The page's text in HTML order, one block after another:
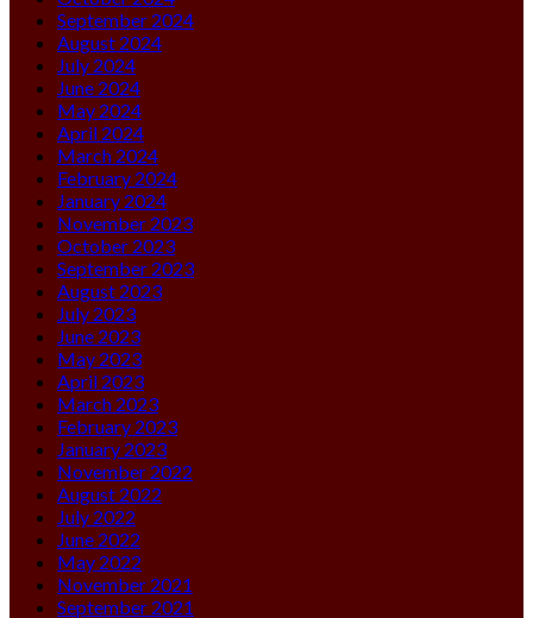
September 2024
August 2024
July 2024
June 2024
May 2024
April 2024
March 2024
February 2024
January 2024
November 2023
October 2023
September 2023
August 2023
July 2023
June 2023
May 2023
April 2023
March 2023
February 2023
January 2023
November 2022
August 2022
July 2022
June 2022
May 2022
November 2021
September 2021